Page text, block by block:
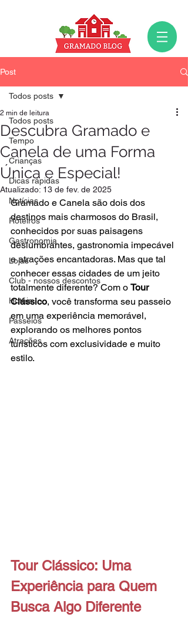
Post
Todos posts
Tempo
Crianças
Dicas rápidas
Notícias
Roteiros
Gastronomia
Lojas
Club - nossos descontos
Hotéis
Passeios
Atrações
Todos posts
Descubra Gramado e
Canela de uma Forma
Única e Especial!
2 min de leitura
Atualizado: 13 de fev. de 2025
Gramado e Canela são dois dos
destinos mais charmosos do Brasil,
conhecidos por suas paisagens
deslumbrantes, gastronomia impecável
e atrações encantadoras. Mas que tal
conhecer essas cidades de um jeito
totalmente diferente? Com o Tour
Clássico, você transforma seu passeio
em uma experiência memorável,
explorando os melhores pontos
turísticos com exclusividade e muito
estilo.
Tour Clássico: Uma
Experiência para Quem
Busca Algo Diferente